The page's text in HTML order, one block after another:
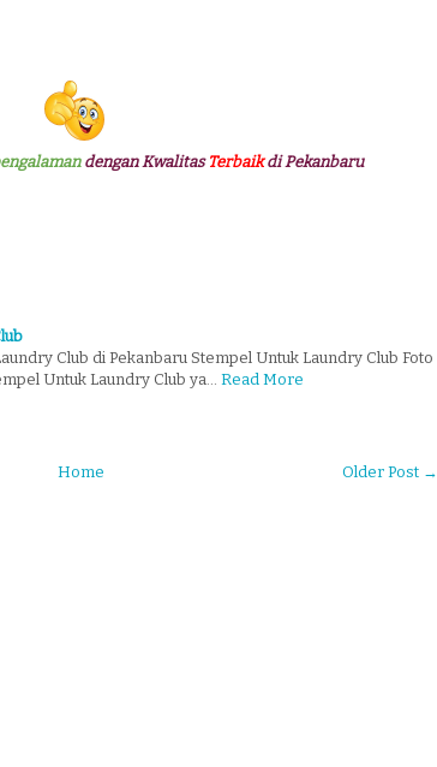
dengan Kwalitas Terbaik di Pekanbaru
Club di Pekanbaru Stempel Untuk Laundry Club Foto
Untuk Laundry Club ya…
Read More
Older Post →
Home